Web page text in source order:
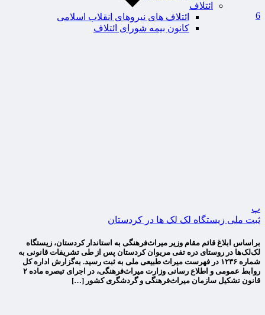
ائتلاف
ائتلاف های نیروهای انقلاب اسلامی
کانون بیمه شورای ائتلاف
6
پ
ثبت ملی زیستگاه لک لک ها در کردستان
براساس ابلاغ قائم مقام وزیر میراث‌فرهنگی به استاندار کردستان، زیستگاه
لک‌لک‌ها در روستای دره تفی مریوان کردستان پس از طی تشریفات قانونی به
شماره ۱۲۳۶ در فهرست میراث طبیعی ملی به ثبت رسید. به‌گزارش اداره کل
روابط عمومی و اطلاع رسانی وزارت میراث‌فرهنگی، در اجرای تبصره ماده ۲
قانون تشکیل سازمان میراث‌فرهنگی و گردشگری کشور […]